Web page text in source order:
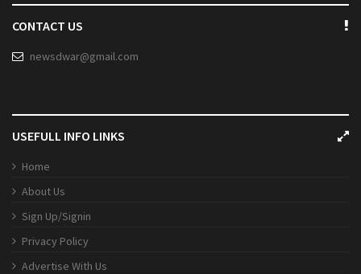
CONTACT US
newsdwar@gmail.com
USEFULL INFO LINKS
Home
About Us
Sign Up/Signin
Privacy Policy
Advertise With Us